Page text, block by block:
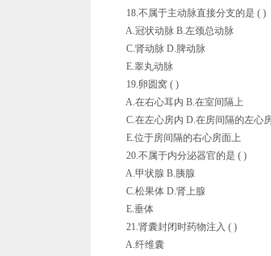
18.不属于主动脉直接分支的是 ( )
A.冠状动脉 B.左颈总动脉
C.肾动脉 D.脾动脉
E.睾丸动脉
19.卵圆窝 ( )
A.在右心耳内 B.在室间隔上
C.在左心房内 D.在房间隔的左心
E.位于房间隔的右心房面上
20.不属于内分泌器官的是 ( )
A.甲状腺 B.胰腺
C.松果体 D.肾上腺
E.垂体
21.肾囊封闭时药物注入 ( )
A.纤维囊